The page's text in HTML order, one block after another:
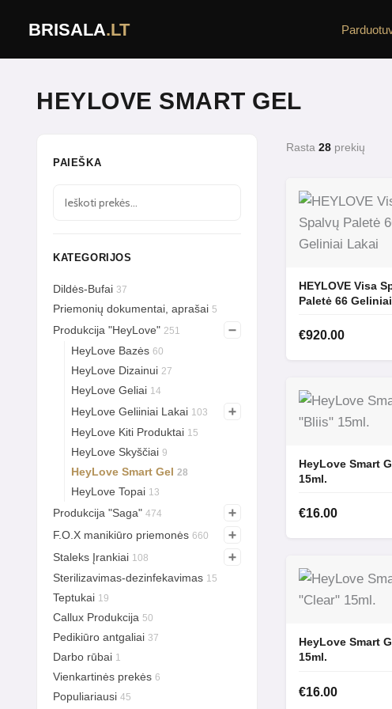
BRISALA.LT
HEYLOVE SMART GEL
PAIEŠKA
KATEGORIJOS
Dildės-Bufai 37
Priemonių dokumentai, aprašai 5
Produkcija "HeyLove" 251
HeyLove Bazės 60
HeyLove Dizainui 27
HeyLove Geliai 14
HeyLove Geliiniai Lakai 103
HeyLove Kiti Produktai 15
HeyLove Skyščiai 9
HeyLove Smart Gel 28
HeyLove Topai 13
Produkcija "Saga" 474
F.O.X manikiūro priemonės 660
Staleks Įrankiai 108
Sterilizavimas-dezinfekavimas 15
Teptukai 19
Callux Produkcija 50
Pedikiūro antgaliai 37
Darbo rūbai 1
Vienkartinės prekės 6
Populiariausi 45
Rasta 28 prekių
HEYLOVE Visa Spalvų
Paletė 66
€920.00
HeyLove Smart
15ml.
€16.00
HeyLove Smart
15ml.
€16.00